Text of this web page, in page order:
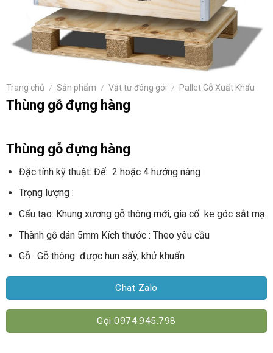
Trang chủ / Sản phẩm / Vật tư đóng gói / Pallet Gỗ Xuất Khẩu
Thùng gỗ đựng hàng
Thùng gỗ đựng hàng
Đặc tính kỹ thuật: Đế: 2 hoặc 4 hướng nâng
Trọng lượng :
Cấu tạo: Khung xương gỗ thông mới, gia cố ke góc sắt mạ.
Thành gỗ dán 5mm Kích thước : Theo yêu cầu
Gỗ : Gỗ thông được hun sấy, khử khuẩn
Chat Zalo
Gọi 0974.945.798